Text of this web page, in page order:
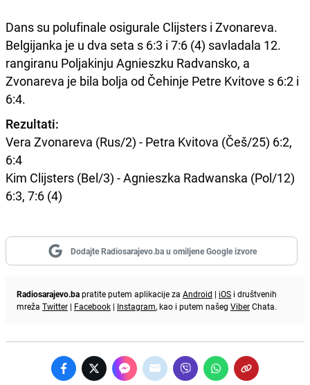
Dans su polufinale osigurale Clijsters i Zvonareva.
Belgijanka je u dva seta s 6:3 i 7:6 (4) savladala 12.
rangiranu Poljakinju Agnieszku Radvansko, a
Zvonareva je bila bolja od Čehinje Petre Kvitove s 6:2 i
6:4.
Rezultati:
Vera Zvonareva (Rus/2) - Petra Kvitova (Češ/25) 6:2,
6:4
Kim Clijsters (Bel/3) - Agnieszka Radwanska (Pol/12)
6:3, 7:6 (4)
Dodajte Radiosarajevo.ba u omiljene Google izvore
Radiosarajevo.bapratite putem aplikacije za Android | iOS i društvenih
mreža Twitter | Facebook | Instagram, kao i putem našeg ViberChata.